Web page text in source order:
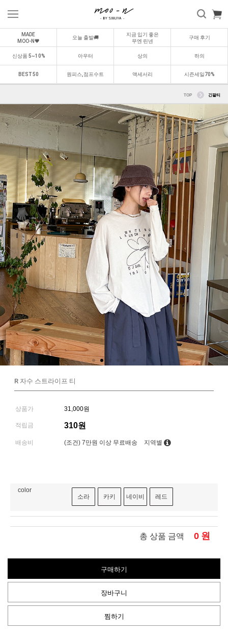
MADE
MOO-N🖤
오늘 출발🚚
지금 입기 좋은
무엔 린넨
구매 후기
신상품 5~10% 아우터 상의 하의
BEST 50 원피스,점프수트 액세서리 시즌세일70%
TOP 긴팔티
R 자수 스트라이프 티
상품가 31,000원
적립금 310원
배송비 (조건) 7만원 이상 무료배송 지역별
color
소라
카키 네이비 레드
총 상품 금액 0 원
구매하기
장바구니
찜하기